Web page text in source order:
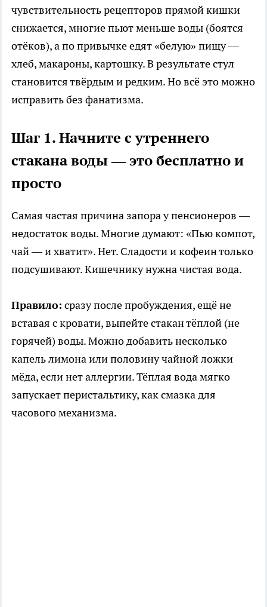
чувствительность рецепторов прямой кишки
снижается, многие пьют меньше воды (боятся
отёков), а по привычке едят «белую» пищу —
хлеб, макароны, картошку. В результате стул
становится твёрдым и редким. Но всё это можно
исправить без фанатизма.
Шаг 1. Начните с утреннего
стакана воды — это бесплатно и
просто
Самая частая причина запора у пенсионеров —
недостаток воды. Многие думают: «Пью компот,
чай — и хватит». Нет. Сладости и кофеин только
подсушивают. Кишечнику нужна чистая вода.
Правило: сразу после пробуждения, ещё не
вставая с кровати, выпейте стакан тёплой (не
горячей) воды. Можно добавить несколько
капель лимона или половину чайной ложки
мёда, если нет аллергии. Тёплая вода мягко
запускает перистальтику, как смазка для
часового механизма.